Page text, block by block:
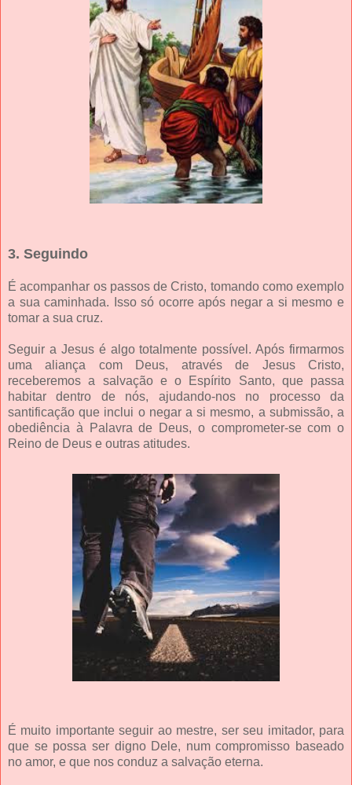
3. Seguindo
É acompanhar os passos de Cristo, tomando como exemplo
a sua caminhada. Isso só ocorre após negar a si mesmo e
tomar a sua cruz.
Seguir a Jesus é algo totalmente possível. Após firmarmos
uma aliança com Deus, através de Jesus Cristo,
receberemos a salvação e o Espírito Santo, que passa
habitar dentro de nós, ajudando-nos no processo da
santificação que inclui o negar a si mesmo, a submissão, a
obediência à Palavra de Deus, o comprometer-se com o
Reino de Deus e outras atitudes.
É muito importante seguir ao mestre, ser seu imitador, para
que se possa ser digno Dele, num compromisso baseado
no amor, e que nos conduz a salvação eterna.